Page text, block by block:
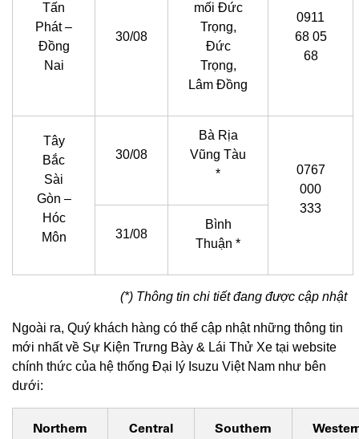
Tấn
Phát –
Đồng
Nai
30/08
mối Đức
Trọng,
Đức
Trọng,
Lâm Đồng
0911
68 05
68
Tây
Bắc
Sài
Gòn –
Hóc
Môn
30/08
Bà Rịa
Vũng Tàu
*
0767
000
333
31/08
Bình
Thuận *
(*) Thông tin chi tiết đang được cập nhật
Ngoài ra, Quý khách hàng có thể cập nhật những thông tin
mới nhất về Sự Kiện Trưng Bày & Lái Thử Xe tại website
chính thức của hệ thống Đại lý Isuzu Việt Nam như bên
dưới:
Northern
Central
Southern